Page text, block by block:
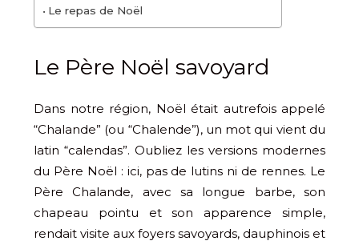
Le repas de Noël
Le Père Noël savoyard
Dans notre région, Noël était autrefois appelé
“Chalande” (ou “Chalende”), un mot qui vient du
latin “calendas”. Oubliez les versions modernes
du Père Noël : ici, pas de lutins ni de rennes. Le
Père Chalande, avec sa longue barbe, son
chapeau pointu et son apparence simple,
rendait visite aux foyers savoyards, dauphinois et